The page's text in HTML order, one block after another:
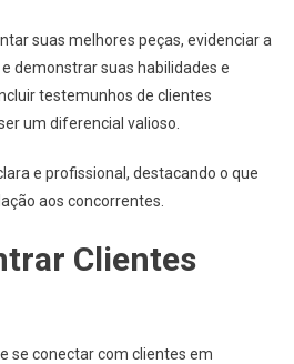
suas melhores peças, evidenciar a
demonstrar suas habilidades e
testemunhos de clientes
um diferencial valioso.
e profissional, destacando o que
aos concorrentes.
Clientes
se conectar com clientes em